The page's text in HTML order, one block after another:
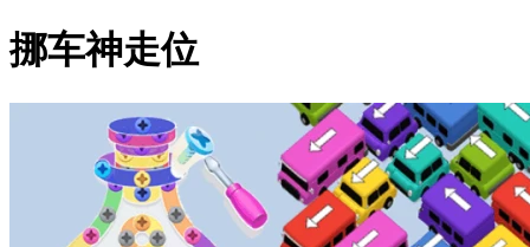
挪车神走位